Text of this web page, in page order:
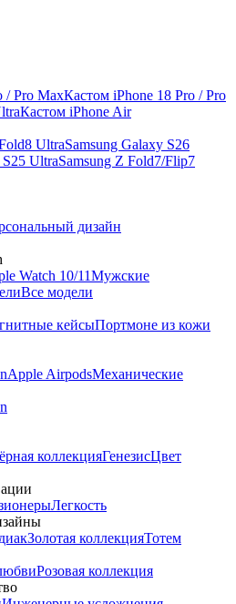
/ Pro MaxКастом iPhone 18 Pro / Pro
Кастом iPhone Air
UltraSamsung Galaxy S26
S25 UltraSamsung Z Fold7/Flip7
дизайн
Watch 10/11Мужские
Все модели
кейсыПортмоне из кожи
Apple AirpodsМеханические
коллекцияГенезисЦвет
Легкость
Золотая коллекцияТотем
Розовая коллекция